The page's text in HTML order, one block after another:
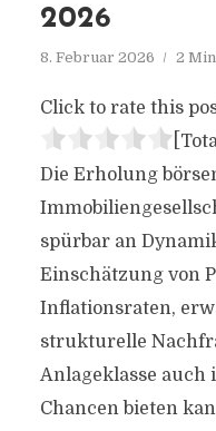
2026
8. Februar 2026 2
Click to rate this
Die Erholung
spürbar an
Einschätzung von
Inflationsraten,
strukturelle
Anlageklasse
Chancen bieten